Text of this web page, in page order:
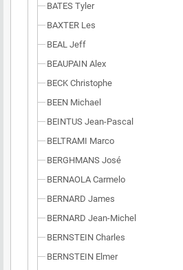
BATES Tyler
BAXTER Les
BEAL Jeff
BEAUPAIN Alex
BECK Christophe
BEEN Michael
BEINTUS Jean-Pascal
BELTRAMI Marco
BERGHMANS José
BERNAOLA Carmelo
BERNARD James
BERNARD Jean-Michel
BERNSTEIN Charles
BERNSTEIN Elmer